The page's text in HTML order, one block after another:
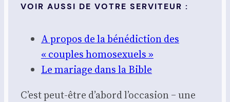
VOIR AUSSI DE VOTRE SERVITEUR :
A pro­pos de la béné­dic­tion des
« couples homo­sexuels »
Le mariage dans la Bible
C’est peut-être d’a­bord l’oc­ca­sion ‒ une